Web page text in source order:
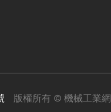
版權所有 © 機械工業網